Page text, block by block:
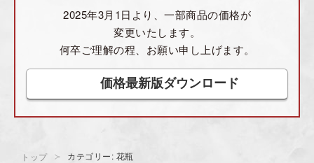
2025年3月1日より、一部商品の価格が
変更いたします。
何卒ご理解の程、お願い申し上げます。
価格最新版ダウンロード
トップ カテゴリー: 花瓶